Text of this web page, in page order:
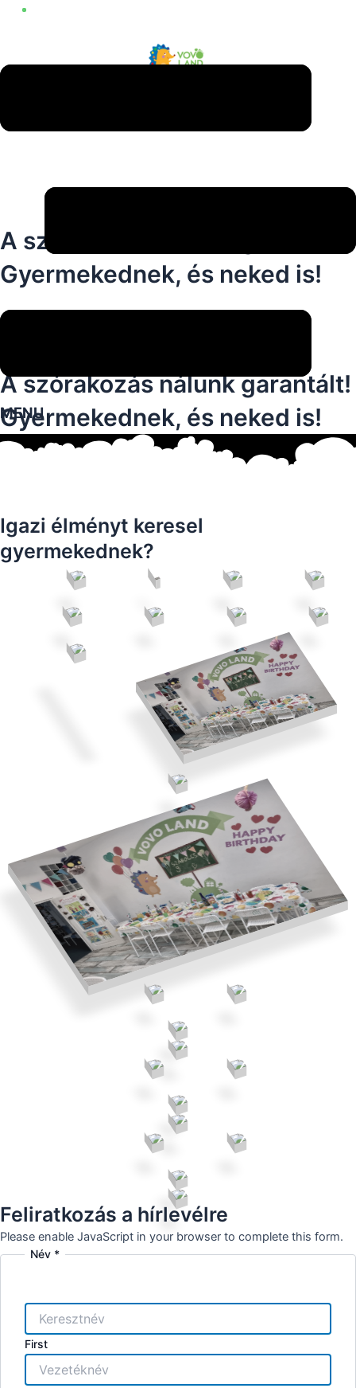
MENU
A szórakozás nálunk garantált!
Gyermekednek, és neked is!
MENU
A szórakozás nálunk garantált!
Gyermekednek, és neked is!
Igazi élményt keresel
gyermekednek?
Feliratkozás a hírlevélre
Please enable JavaScript in your browser to complete this form.
Név *
First